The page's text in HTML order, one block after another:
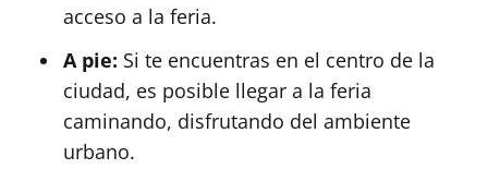
acceso a la feria.
A pie: Si te encuentras en el centro de la
ciudad, es posible llegar a la feria
caminando, disfrutando del ambiente
urbano.